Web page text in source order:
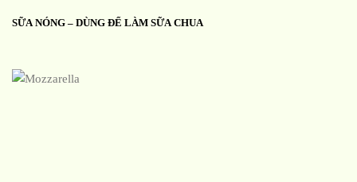
SỮA NÓNG – DÙNG ĐỂ LÀM SỮA CHUA